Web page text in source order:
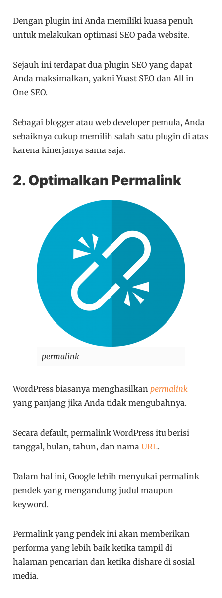
Dengan plugin ini Anda memiliki kuasa penuh
untuk melakukan optimasi SEO pada website.
Sejauh ini terdapat dua plugin SEO yang dapat
Anda maksimalkan, yakni Yoast SEO dan All in
One SEO.
Sebagai blogger atau web developer pemula, Anda
sebaiknya cukup memilih salah satu plugin di atas
karena kinerjanya sama saja.
2. Optimalkan Permalink
permalink
WordPress biasanya menghasilkanpermalink
yang panjang jika Anda tidak mengubahnya.
Secara default, permalink WordPress itu berisi
tanggal, bulan, tahun, dan namaURL.
Dalam hal ini, Google lebih menyukai permalink
pendek yang mengandung judul maupun
keyword.
Permalink yang pendek ini akan memberikan
performa yang lebih baik ketika tampil di
halaman pencarian dan ketika dishare di sosial
media.